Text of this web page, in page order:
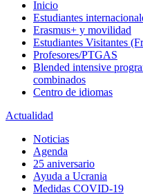
Inicio
Estudiantes
Erasmus+ y movilidad
Estudiantes Visitantes
Profesores/PTGAS
Blended intensive
combinados
Centro de idiomas
Actualidad
Noticias
Agenda
25 aniversario
Ayuda a Ucrania
Medidas COVID-19